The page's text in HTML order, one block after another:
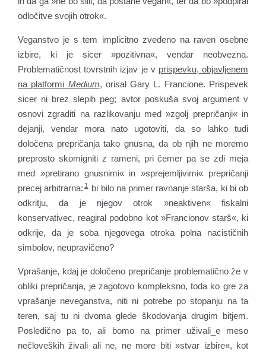
odločitve svojih otrok«.
Veganstvo je s tem implicitno zvedeno na raven osebne
izbire, ki je sicer »pozitivna«, vendar neobvezna.
Problematičnost tovrstnih izjav je v prispevku, objavljenem
na platformi Medium, orisal Gary L. Francione. Prispevek
sicer ni brez slepih peg; avtor poskuša svoj argument v
osnovi zgraditi na razlikovanju med »zgolj prepričanji« in
dejanji, vendar mora nato ugotoviti, da so lahko tudi
določena prepričanja tako gnusna, da ob njih ne moremo
preprosto skomigniti z rameni, pri čemer pa se zdi meja
med »pretirano gnusnimi« in »sprejemljivimi« prepričanji
precej arbitrarna: 1
bi bilo na primer ravnanje starša, ki bi ob
odkritju, da je njegov otrok »neaktiven« fiskalni
konservativec, reagiral podobno kot »Francionov starš«, ki
odkrije, da je soba njegovega otroka polna nacističnih
simbolov, neupravičeno?
Vprašanje, kdaj je določeno prepričanje problematično že v
obliki prepričanja, je zagotovo kompleksno, toda ko gre za
vprašanje neveganstva, niti ni potrebe po stopanju na ta
teren, saj tu ni dvoma glede škodovanja drugim bitjem.
Posledično pa to, ali bomo na primer uživali_e meso
nečloveških živali ali ne, ne more biti »stvar izbire«, kot